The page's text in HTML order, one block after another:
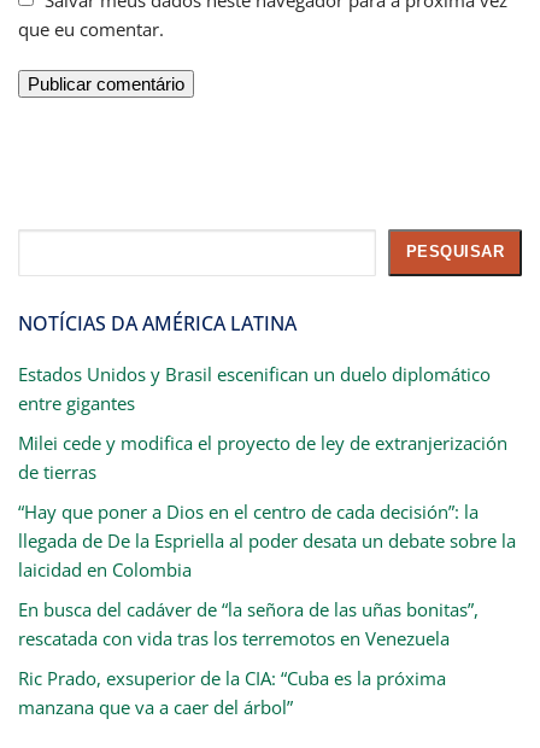
que eu comentar.
PESQUISAR
NOTÍCIAS DA AMÉRICA LATINA
Estados Unidos y Brasil escenifican un duelo diplomático
entre gigantes
Milei cede y modifica el proyecto de ley de extranjerización
de tierras
“Hay que poner a Dios en el centro de cada decisión”: la
llegada de De la Espriella al poder desata un debate sobre la
laicidad en Colombia
En busca del cadáver de “la señora de las uñas bonitas”,
rescatada con vida tras los terremotos en Venezuela
Ric Prado, exsuperior de la CIA: “Cuba es la próxima
manzana que va a caer del árbol”